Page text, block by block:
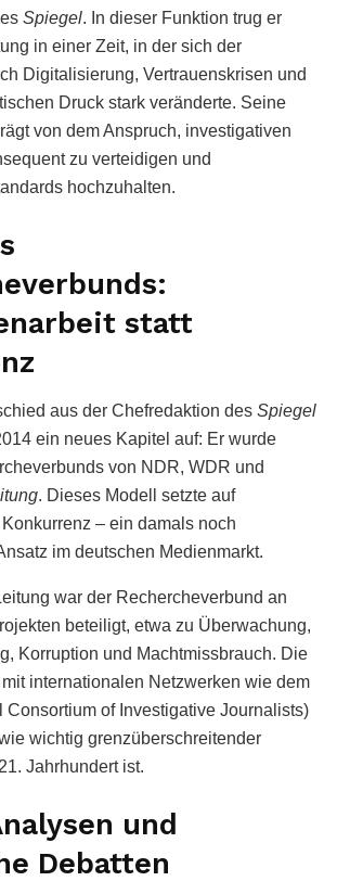
Spiegel. In dieser Funktion trug er
in einer Zeit, in der sich der
Digitalisierung, Vertrauenskrisen und
Druck stark veränderte. Seine
von dem Anspruch, investigativen
zu verteidigen und
hochzuhalten.
statt
aus der Chefredaktion des Spiegel
ein neues Kapitel auf: Er wurde
von NDR, WDR und
. Dieses Modell setzte auf
– ein damals noch
im deutschen Medienmarkt.
war der Rechercheverbund an
beteiligt, etwa zu Überwachung,
Korruption und Machtmissbrauch. Die
internationalen Netzwerken wie dem
Consortium of Investigative Journalists)
wichtig grenzüberschreitender
Jahrhundert ist.
und
Debatten